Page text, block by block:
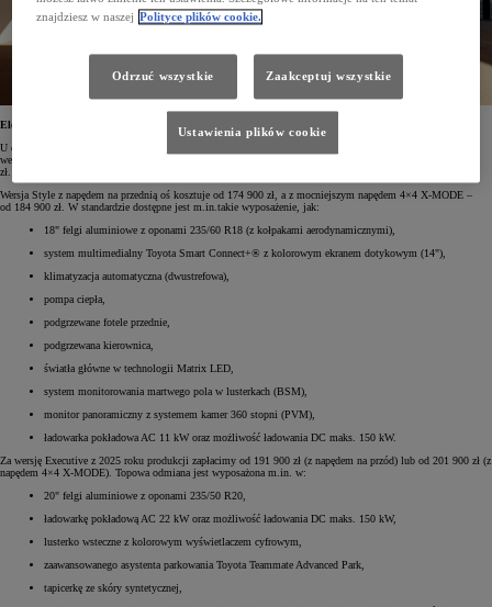
Elektryczna Toyota bZ4X 2025 z rabatem do 20 000 zł
U dilerów Toyoty w Polsce można jeszcze zamawiać samochody z 2025 roku produkcji. Dostępne są jeszcze
wersje Style i Executive z baterią o pojemności 73,1 kWh, które zostały objęte rabatem w wysokości 20 000
zł.
Wersja Style z napędem na przednią oś kosztuje od 174 900 zł, a z mocniejszym napędem 4×4 X-MODE –
od 184 900 zł. W standardzie dostępne jest m.in.takie wyposażenie, jak:
18" felgi aluminiowe z oponami 235/60 R18 (z kołpakami aerodynamicznymi),
system multimedialny Toyota Smart Connect+® z kolorowym ekranem dotykowym (14"),
klimatyzacja automatyczna (dwustrefowa),
pompa ciepła,
podgrzewane fotele przednie,
podgrzewana kierownica,
światła główne w technologii Matrix LED,
system monitorowania martwego pola w lusterkach (BSM),
monitor panoramiczny z systemem kamer 360 stopni (PVM),
ładowarka pokładowa AC 11 kW oraz możliwość ładowania DC maks. 150 kW.
Za wersję Executive z 2025 roku produkcji zapłacimy od 191 900 zł (z napędem na przód) lub od 201 900 zł (z
napędem 4×4 X-MODE). Topowa odmiana jest wyposażona m.in. w:
20" felgi aluminiowe z oponami 235/50 R20,
ładowarkę pokładową AC 22 kW oraz możliwość ładowania DC maks. 150 kW,
lusterko wsteczne z kolorowym wyświetlaczem cyfrowym,
zaawansowanego asystenta parkowania Toyota Teammate Advanced Park,
tapicerkę ze skóry syntetycznej,
znajdziesz w naszej Polityce plików cookie.
Odrzuć wszystkie Zaakceptuj wszystkie
Ustawienia plików cookie